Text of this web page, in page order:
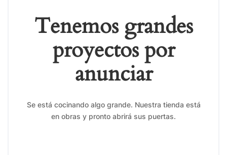
Tenemos grandes
proyectos por
anunciar
Se está cocinando algo grande. Nuestra tienda está
en obras y pronto abrirá sus puertas.